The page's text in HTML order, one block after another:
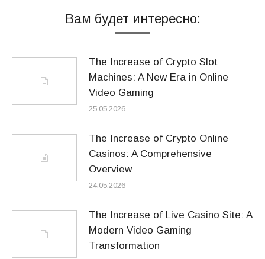
Вам будет интересно:
The Increase of Crypto Slot
Machines: A New Era in Online
Video Gaming
25.05.2026
The Increase of Crypto Online
Casinos: A Comprehensive
Overview
24.05.2026
The Increase of Live Casino Site: A
Modern Video Gaming
Transformation